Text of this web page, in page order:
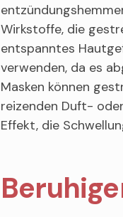
Wirkstoffe, die
entspanntes
verwenden, da es
Masken können
reizenden Duft-
Effekt, die